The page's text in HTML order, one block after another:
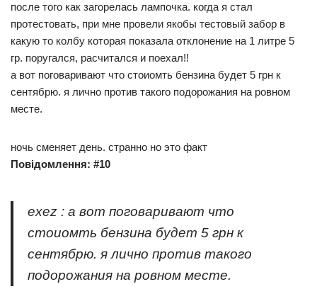
после того как загорелась лампочка. когда я стал
протестовать, при мне провели якобы тестовый забор в
какую то колбу которая показала отклонение на 1 литре 5
гр. поругался, расчитался и поехал!!
а вот поговаривают что стоиомть бензина будет 5 грн к
сентябрю. я лично против такого подорожания на ровном
месте.
ночь сменяет день. странно но это факт
Повідомлення: #10
exez : а вот поговаривают что
стоиомть бензина будет 5 грн к
сентябрю. я лично против такого
подорожания на ровном месте.